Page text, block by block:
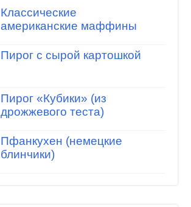
Классические
американские маффины
Пирог с сырой картошкой
Пирог «Кубики» (из
дрожжевого теста)
Пфанкухен (немецкие
блинчики)